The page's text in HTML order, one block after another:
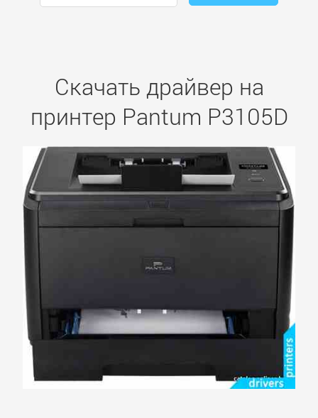
Скачать драйвер на
принтер Pantum P3105D